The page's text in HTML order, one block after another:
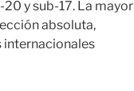
20 y sub-17. La mayor
absoluta,
internacionales